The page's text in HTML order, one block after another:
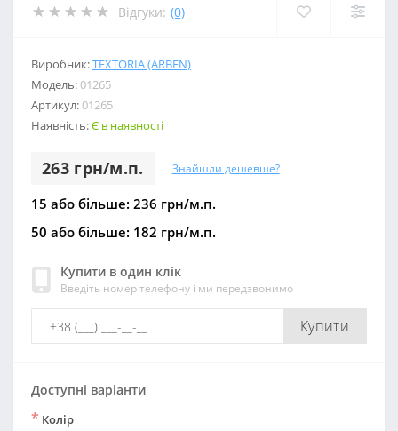
Відгуки: (0)
Виробник:TEXTORIA (ARBEN)
Модель:01265
Артикул:01265
Наявність:Є в наявності
263 грн/м.п. Знайшли дешевше?
15 або більше: 236 грн/м.п.
50 або більше: 182 грн/м.п.
Купити в один клік
Введіть номер телефону і ми передзвонимо
Купити
Доступні варіанти
* Колір